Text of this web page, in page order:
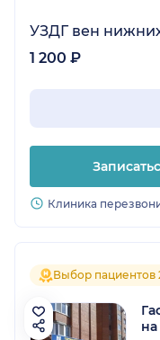
УЗДГ вен
1 200 ₽
Клиника
Выбор пациентов